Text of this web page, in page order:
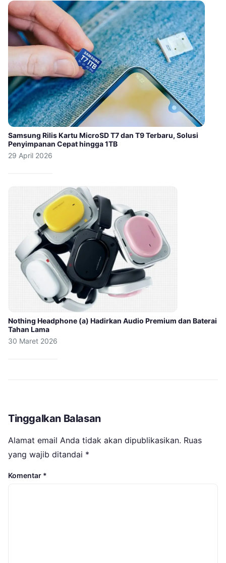
Samsung Rilis Kartu MicroSD T7 dan T9 Terbaru, Solusi
Penyimpanan Cepat hingga 1TB
29 April 2026
Nothing Headphone (a) Hadirkan Audio Premium dan Baterai
Tahan Lama
30 Maret 2026
Tinggalkan Balasan
Alamat email Anda tidak akan dipublikasikan. Ruas
yang wajib ditandai *
Komentar *